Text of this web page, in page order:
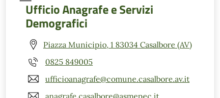
Ufficio Anagrafe e Servizi
Demografici
Piazza Municipio, 1 83034 Casalbore (AV)
0825 849005
ufficioanagrafe@comune.casalbore.av.it
anagrafe.casalbore@asmepec.it